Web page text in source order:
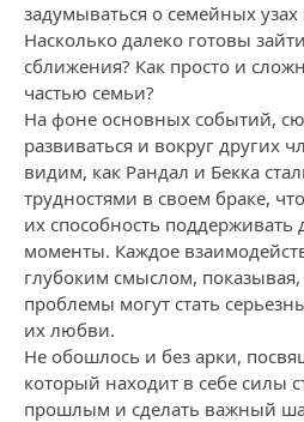
задумываться о семейных
Насколько далеко готовы
сближения? Как просто и
частью семьи?
На фоне основных событий,
развиваться и вокруг других
видим, как Рандал и Бекка
трудностями в своем браке,
их способность поддерживать
моменты. Каждое
глубоким смыслом,
проблемы могут стать
их любви.
Не обошлось и без арки,
который находит в себе силы
прошлым и сделать важный